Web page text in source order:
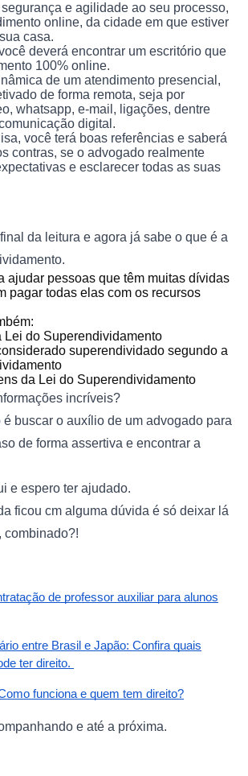
e agilidade ao seu processo,
online, da cidade em que estiver
casa.
deverá encontrar um escritório que
100% online.
de um atendimento presencial,
de forma remota, seja por
whatsapp, e-mail, ligações, dentre
digital.
você terá boas referências e saberá
contras, se o advogado realmente
e esclarecer todas as suas
da leitura e agora já sabe o que é a
ajudar pessoas que têm muitas dívidas
pagar todas elas com os recursos
Lei do Superendividamento
superendividado segundo a
da Lei do Superendividamento
incríveis?
buscar o auxílio de um advogado para
de forma assertiva e encontrar a
e espero ter ajudado.
ficou cm alguma dúvida é só deixar lá
combinado?!
de professor auxiliar para alunos
entre Brasil e Japão: Confira quais
ter direito.
funciona e quem tem direito?
e até a próxima.